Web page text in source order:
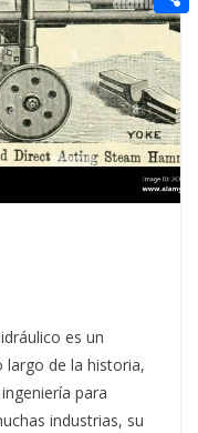
es un
largo de la historia,
para
industrias, su
n
g
e
r
e
r
r
e
s
t
a
i
l
e
d
d
i
t
C
o
m
p
a
r